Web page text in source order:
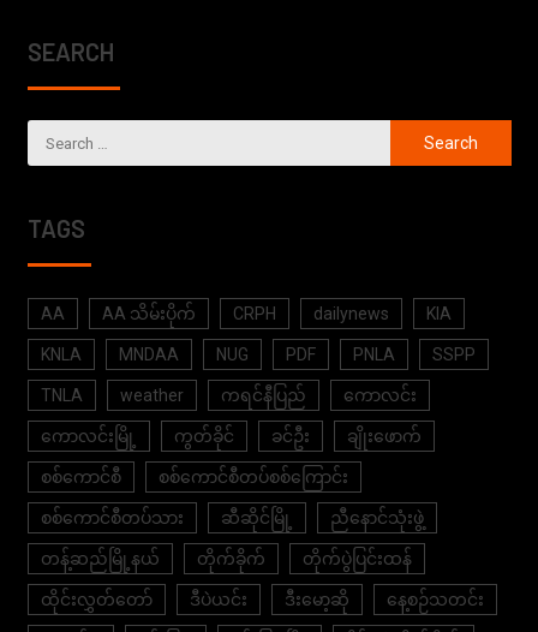
SEARCH
TAGS
AA AA သိမ်းပိုက် CRPH dailynews KIA
KNLA MNDAA NUG PDF PNLA SSPP
TNLA weather ကရင်နီပြည် ကောလင်း
ကောလင်းမြို့ ကွတ်ခိုင် ခင်ဦး ချိုးဖောက်
စစ်ကောင်စီ စစ်ကောင်စီတပ်စစ်ကြောင်း
စစ်ကောင်စီတပ်သား ဆီဆိုင်မြို့ ညီနောင်သုံးဖွဲ့
တန့်ဆည်မြို့နယ် တိုက်ခိုက် တိုက်ပွဲပြင်းထန်
ထိုင်းလွှတ်တော် ဒီပဲယင်း ဒီးမော့ဆို နေ့စဉ်သတင်း